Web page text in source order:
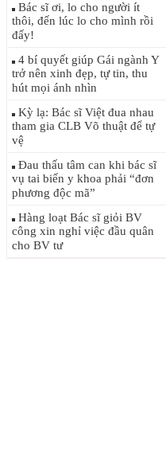
Bác sĩ ơi, lo cho người ít
thôi, đến lúc lo cho mình rồi
đấy!
4 bí quyết giúp Gái ngành Y
trở nên xinh đẹp, tự tin, thu
hút mọi ánh nhìn
Kỳ lạ: Bác sĩ Việt đua nhau
tham gia CLB Võ thuật để tự
vệ
Đau thấu tâm can khi bác sĩ
vụ tai biến y khoa phải “đơn
phương độc mã”
Hàng loạt Bác sĩ giỏi BV
công xin nghỉ việc đầu quân
cho BV tư